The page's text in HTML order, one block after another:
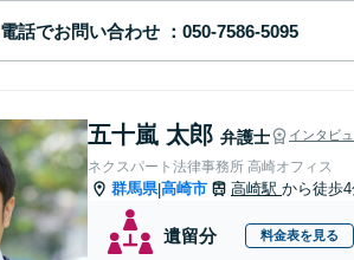
電話でお問い合わせ
五十嵐 太郎 弁護士 インタビ
ネクスパート法律事務所 高崎オフィス
群馬県|高崎市 高崎駅 から徒歩
遺留分 料金表を見る